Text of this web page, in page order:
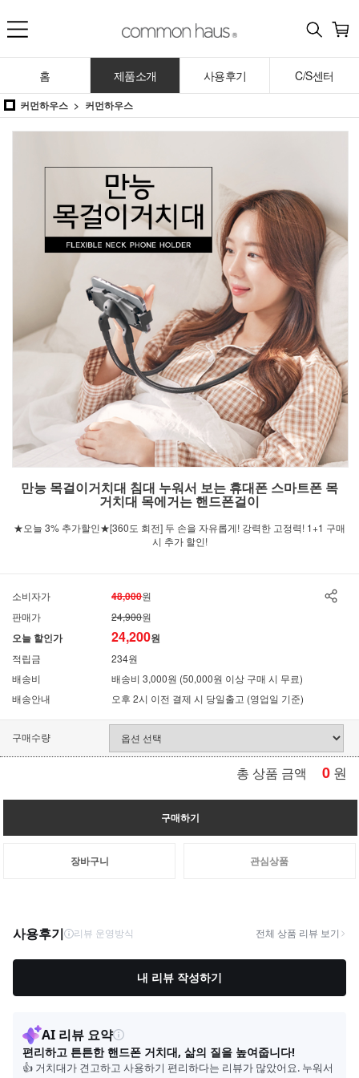
홈 제품소개 사용후기 C/S센터
커먼하우스 커먼하우스
만능 목걸이거치대 침대 누워서 보는 휴대폰 스마트폰 목
거치대 목에거는 핸드폰걸이
★오늘 3% 추가할인★[360도 회전] 두 손을 자유롭게! 강력한 고정력! 1+1 구매
시 추가 할인!
소비자가 48,000원
판매가
24,900원
오늘 할인가 24,200원
적립금
234원
배송비
배송비 3,000원 (50,000원 이상 구매 시 무료)
배송안내
오후 2시 이전 결제 시 당일출고 (영업일 기준)
구매수량
총 상품 금액 0 원
구매하기
장바구니 관심상품